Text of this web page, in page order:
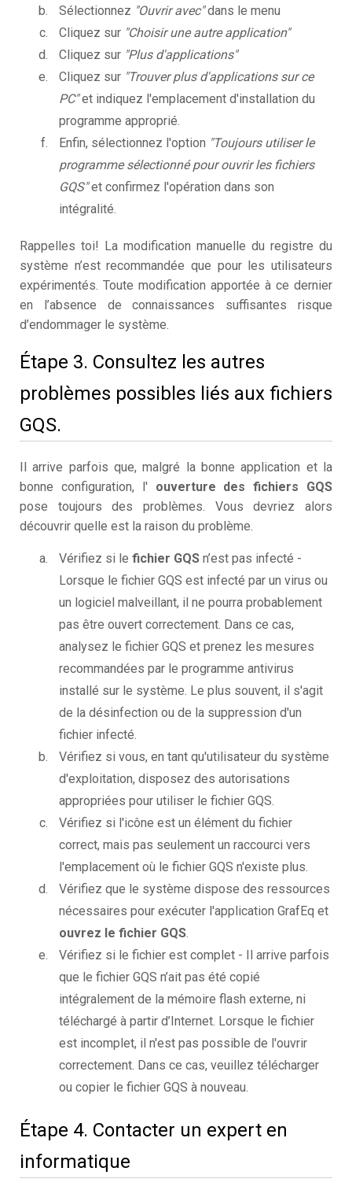
Sélectionnez "Ouvrir avec"dans le menu
Cliquez sur "Choisir une autre application"
Cliquez sur "Plus d'applications"
Cliquez sur "Trouver plus d'applications sur ce
PC"et indiquez l'emplacement d'installation du
programme approprié.
Enfin, sélectionnez l'option "Toujours utiliser le
programme sélectionné pour ouvrir les fichiers
GQS"et confirmez l'opération dans son
intégralité.
Rappelles toi! La modification manuelle du registre du
système n’est recommandée que pour les utilisateurs
expérimentés. Toute modification apportée à ce dernier
en l’absence de connaissances suffisantes risque
d’endommager le système.
Étape 3. Consultez les autres
problèmes possibles liés aux fichiers
GQS.
Il arrive parfois que, malgré la bonne application et la
bonne configuration, l' ouverture des fichiers GQS
pose toujours des problèmes. Vous devriez alors
découvrir quelle est la raison du problème.
Vérifiez si le fichier GQS n’est pas infecté -
Lorsque le fichier GQS est infecté par un virus ou
un logiciel malveillant, il ne pourra probablement
pas être ouvert correctement. Dans ce cas,
analysez le fichier GQS et prenez les mesures
recommandées par le programme antivirus
installé sur le système. Le plus souvent, il s'agit
de la désinfection ou de la suppression d'un
fichier infecté.
Vérifiez si vous, en tant qu'utilisateur du système
d'exploitation, disposez des autorisations
appropriées pour utiliser le fichier GQS.
Vérifiez si l'icône est un élément du fichier
correct, mais pas seulement un raccourci vers
l'emplacement où le fichier GQS n'existe plus.
Vérifiez que le système dispose des ressources
nécessaires pour exécuter l'application GrafEq et
ouvrez le fichier GQS.
Vérifiez si le fichier est complet - Il arrive parfois
que le fichier GQS n’ait pas été copié
intégralement de la mémoire flash externe, ni
téléchargé à partir d’Internet. Lorsque le fichier
est incomplet, il n'est pas possible de l'ouvrir
correctement. Dans ce cas, veuillez télécharger
ou copier le fichier GQS à nouveau.
Étape 4. Contacter un expert en
informatique